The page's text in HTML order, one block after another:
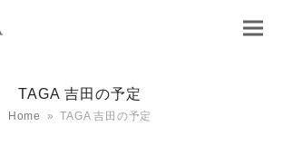
TAGA 吉田の予定
Home » TAGA 吉田の予定